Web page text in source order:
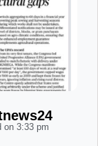
on 3:33 pm